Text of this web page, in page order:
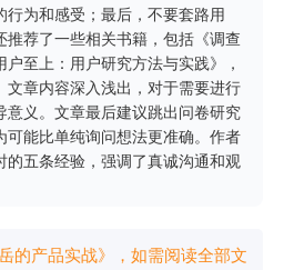
行为和感受；最后，不要套路用
推荐了一些相关书籍，包括《调查
至上：用户研究方法与实践》，
文章内容深入浅出，对于需要进行
意义。文章最后建议跳出问卷研究
可能比单纯询问想法更准确。作者
的五条经验，强调了真诚沟通和观
的产品实战》，如需阅读全部文